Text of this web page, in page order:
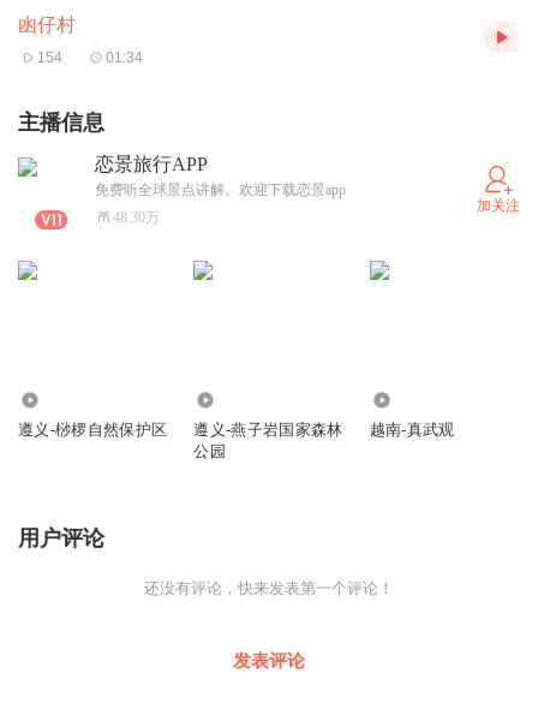
惊慌，因为这小小的事故会将您引到一种澳门市民活色生香的小日
子中去的。希望我的讲解为您提供了帮助，更多精彩内容还待您亲
凼仔村
154 01:34
主播信息
恋景旅行APP
免费听全球景点讲解。欢迎下载恋景app
48.30万
加关注
遵义-桫椤自然保护区
遵义-燕子岩国家森林
公园
越南-真武观
用户评论
还没有评论，快来发表第一个评论！
发表评论